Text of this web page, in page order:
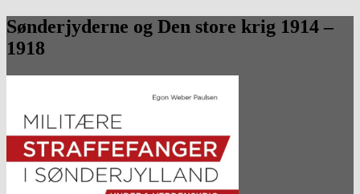
Sønderjyderne og Den store krig 1914 –
1918